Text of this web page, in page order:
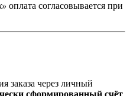
оплата согласовывается при
заказа через личный
сформированный счёт,